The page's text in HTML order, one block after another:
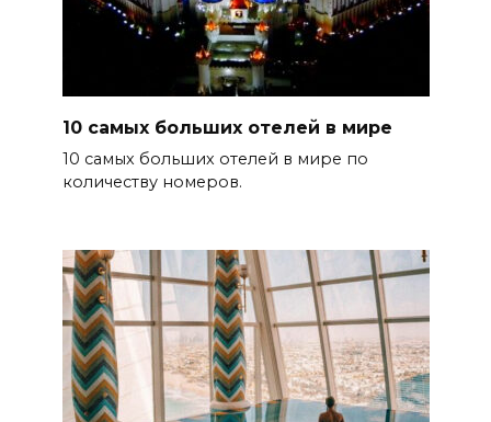
10 самых больших отелей в мире
10 самых больших отелей в мире по
количеству номеров.